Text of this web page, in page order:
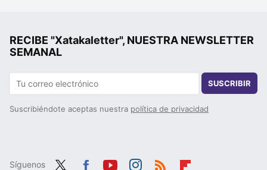
RECIBE "Xatakaletter", NUESTRA NEWSLETTER
SEMANAL
SUSCRIBIR
Suscribiéndote aceptas nuestra política de privacidad
Síguenos